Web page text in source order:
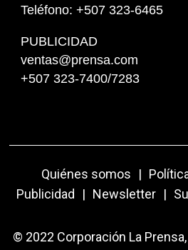
Teléfono: +507 323-6465
PUBLICIDAD
ventas@prensa.com
+507 323-7400/7283
Quiénes somos |
Publicidad
| Newsletter |
© 2022 Corporación La Prensa,